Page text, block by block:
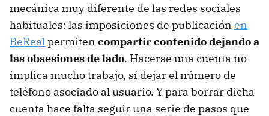
mecánica muy diferente de las redes sociales
habituales: las imposiciones de publicación en
BeRealpermiten compartir contenido dejando a
las obsesiones de lado. Hacerse una cuenta no
implica mucho trabajo, sí dejar el número de
teléfono asociado al usuario. Y para borrar dicha
cuenta hace falta seguir una serie de pasos que